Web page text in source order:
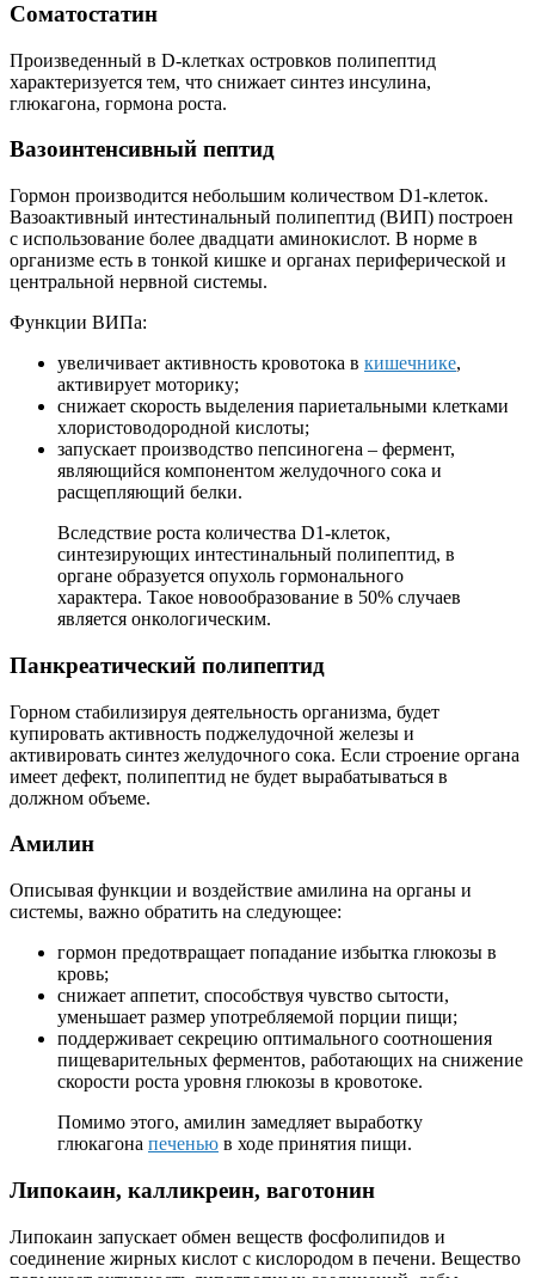
Соматостатин
Произведенный в D-клетках островков полипептид
характеризуется тем, что снижает синтез инсулина,
глюкагона, гормона роста.
Вазоинтенсивный пептид
Гормон производится небольшим количеством D1-клеток.
Вазоактивный интестинальный полипептид (ВИП) построен
с использование более двадцати аминокислот. В норме в
организме есть в тонкой кишке и органах периферической и
центральной нервной системы.
Функции ВИПа:
увеличивает активность кровотока в кишечнике,
активирует моторику;
снижает скорость выделения париетальными клетками
хлористоводородной кислоты;
запускает производство пепсиногена – фермент,
являющийся компонентом желудочного сока и
расщепляющий белки.
Вследствие роста количества D1-клеток,
синтезирующих интестинальный полипептид, в
органе образуется опухоль гормонального
характера. Такое новообразование в 50% случаев
является онкологическим.
Панкреатический полипептид
Горном стабилизируя деятельность организма, будет
купировать активность поджелудочной железы и
активировать синтез желудочного сока. Если строение органа
имеет дефект, полипептид не будет вырабатываться в
должном объеме.
Амилин
Описывая функции и воздействие амилина на органы и
системы, важно обратить на следующее:
гормон предотвращает попадание избытка глюкозы в
кровь;
снижает аппетит, способствуя чувство сытости,
уменьшает размер употребляемой порции пищи;
поддерживает секрецию оптимального соотношения
пищеварительных ферментов, работающих на снижение
скорости роста уровня глюкозы в кровотоке.
Помимо этого, амилин замедляет выработку
глюкагона печенью в ходе принятия пищи.
Липокаин, калликреин, ваготонин
Липокаин запускает обмен веществ фосфолипидов и
соединение жирных кислот с кислородом в печени. Вещество